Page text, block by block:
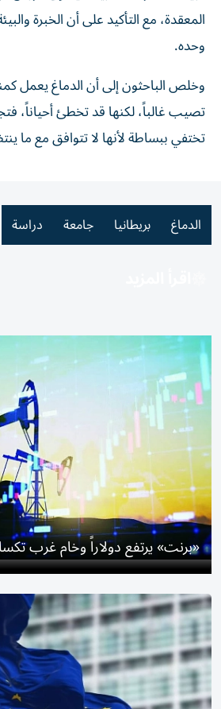
المعقدة، مع التأكيد على أن الخبرة
وحده.
وخلص الباحثون إلى أن الدماغ يعمل
تصيب غالباً، لكنها قد تخطئ أحياناً،
تختفي ببساطة لأنها لا تتوافق مع ما
الدماغ بريطانيا جامعة دراسة
«برنت» يرتفع دولاراً وخام ​غرب تكساس 89